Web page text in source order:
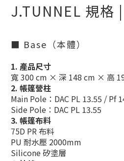
J.TUNNEL 規格
■ Base（本體）
1. 產品尺寸
寬 300 cm × 深 148 cm × 高
2. 帳篷營柱
Main Pole：DAC PL 13.55 / Pf
Side Pole：DAC PL 13.55
3. 帳篷布料
75D PR 布料
PU 耐水壓 2000mm
Silicone 矽塗層